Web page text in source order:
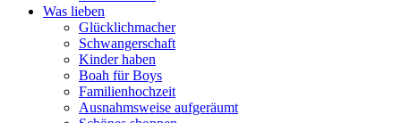
Was lieben
Glücklichmacher
Schwangerschaft
Kinder haben
Boah für Boys
Familienhochzeit
Ausnahmsweise aufgeräumt